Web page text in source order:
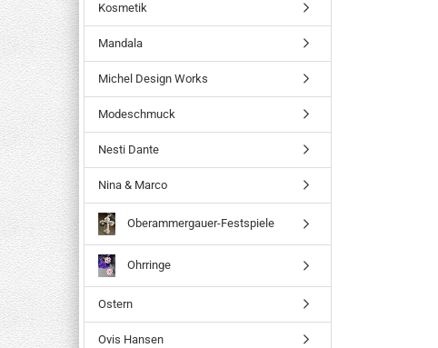
Kosmetik
Mandala
Michel Design Works
Modeschmuck
Nesti Dante
Nina & Marco
Oberammergauer-Festspiele
Ohrringe
Ostern
Ovis Hansen